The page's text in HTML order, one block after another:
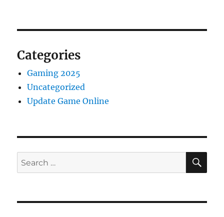
Categories
Gaming 2025
Uncategorized
Update Game Online
Search
for: